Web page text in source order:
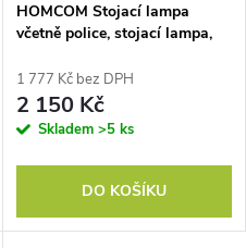
HOMCOM Stojací lampa
včetně police, stojací lampa,
bambus, přírodní + černá
barva
1 777 Kč bez DPH
2 150 Kč
Skladem >5 ks
DO KOŠÍKU